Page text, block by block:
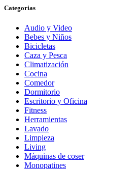
Categorias
Audio y Video
Bebes y Niños
Bicicletas
Caza y Pesca
Climatización
Cocina
Comedor
Dormitorio
Escritorio y Oficina
Fitness
Herramientas
Lavado
Limpieza
Living
Máquinas de coser
Monopatines